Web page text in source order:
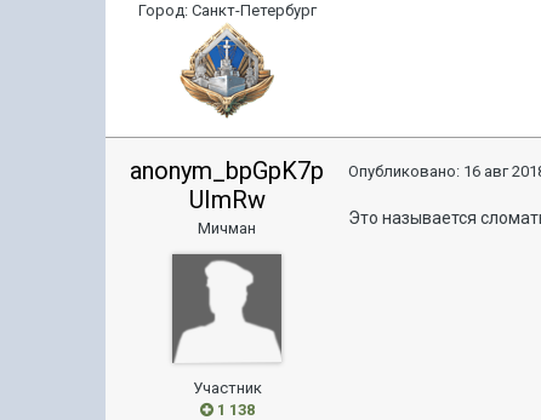
Город: Санкт-Петербург
anonym_bpGpK7p
UImRw
Мичман
Участник
1 138
Опубликовано: 16 авг
Это называется